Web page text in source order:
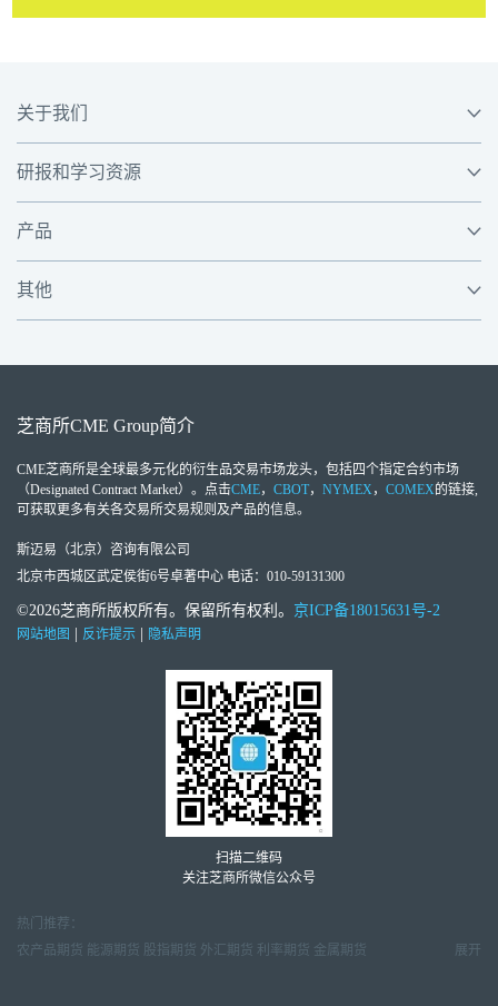
关于我们
研报和学习资源
产品
其他
芝商所CME Group简介
CME芝商所是全球最多元化的衍生品交易市场龙头，包括四个指定合约市场
（Designated Contract Market）。点击CME， CBOT， NYMEX ， COMEX的链接,
可获取更多有关各交易所交易规则及产品的信息。
斯迈易（北京）咨询有限公司
北京市西城区武定侯街6号卓著中心 电话：010-59131300
©2026芝商所版权所有。保留所有权利。 京ICP备18015631号-2
网站地图 | 反诈提示 | 隐私声明
扫描二维码
关注芝商所微信公众号
热门推荐：
农产品期货 能源期货 股指期货 外汇期货 利率期货 金属期货
展开